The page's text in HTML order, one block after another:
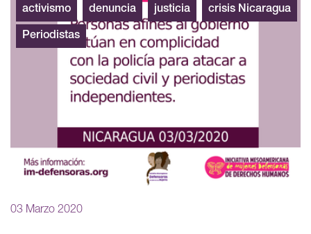
03 Marzo 2020
activismo denuncia justicia crisis Nicaragua
Periodistas